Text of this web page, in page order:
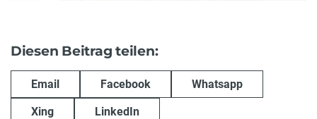
Diesen Beitrag teilen:
Email Facebook Whatsapp
Xing LinkedIn